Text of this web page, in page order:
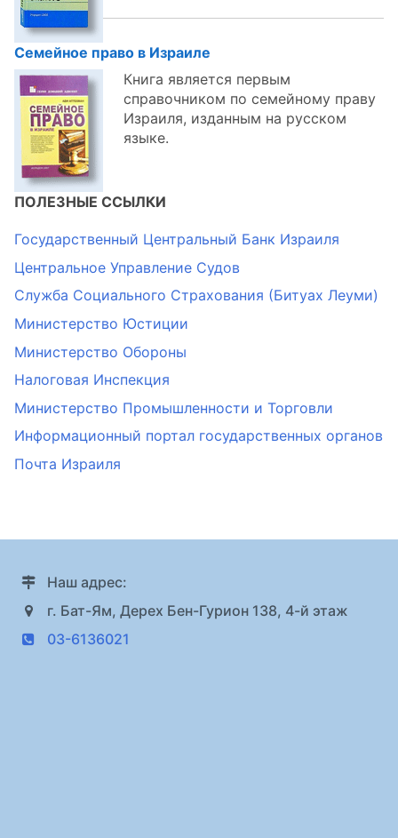
Семейное право в Израиле
Книга является первым
справочником по семейному праву
Израиля, изданным на русском
языке.
ПОЛЕЗНЫЕ ССЫЛКИ
Государственный Центральный Банк Израиля
Центральное Управление Судов
Служба Социального Страхования (Битуах Леуми)
Министерство Юстиции
Министерство Обороны
Налоговая Инспекция
Министерство Промышленности и Торговли
Информационный портал государственных органов
Почта Израиля
Наш адрес:
г. Бат-Ям, Дерех Бен-Гурион 138, 4-й этаж
03-6136021